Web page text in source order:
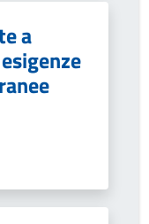
a